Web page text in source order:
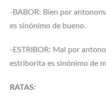
-BABOR: Bien por
es sinónimo de bueno.
-ESTRIBOR: Mal por
estriborita es sinónimo de
RATAS: